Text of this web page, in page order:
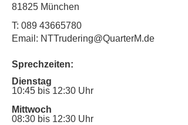
81825 München
T: 089 43665780
Email: NTTrudering@QuarterM.de
Sprechzeiten:
Dienstag
10:45 bis 12:30 Uhr
Mittwoch
08:30 bis 12:30 Uhr